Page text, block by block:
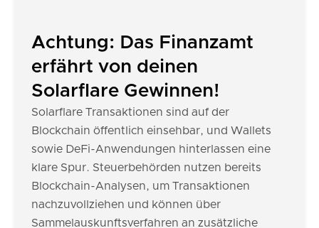
Achtung: Das Finanzamt
erfährt von deinen
Solarflare Gewinnen!
Solarflare Transaktionen sind auf der
Blockchain öffentlich einsehbar, und Wallets
sowie DeFi-Anwendungen hinterlassen eine
klare Spur. Steuerbehörden nutzen bereits
Blockchain-Analysen, um Transaktionen
nachzuvollziehen und können über
Sammelauskunftsverfahren an zusätzliche